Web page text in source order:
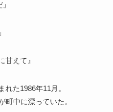
甘えて』
た1986年11月。
町中に漂っていた。